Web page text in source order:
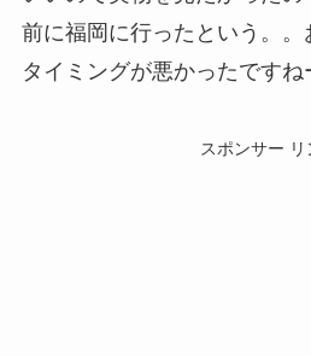
前に福岡に行ったという。。
タイミングが悪かったですね
スポンサー リ